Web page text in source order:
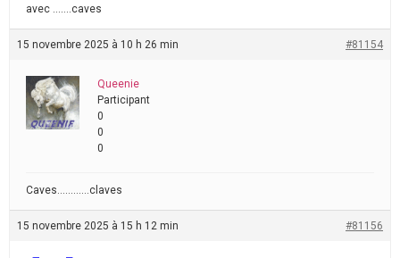
avec …….caves
15 novembre 2025 à 10 h 26 min #81154
Queenie
Participant
0
0
0
Caves…………claves
15 novembre 2025 à 15 h 12 min #81156